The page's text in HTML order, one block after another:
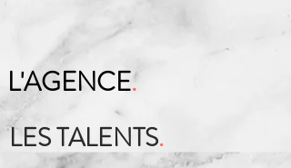
L'AGENCE.
LES TALENTS.